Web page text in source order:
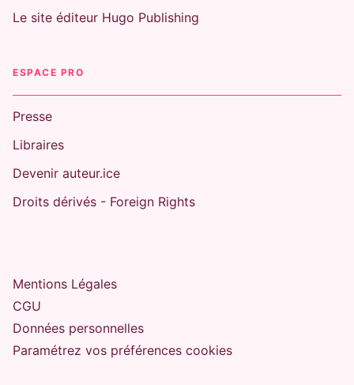
Le site éditeur Hugo Publishing
ESPACE PRO
Presse
Libraires
Devenir auteur.ice
Droits dérivés - Foreign Rights
Mentions Légales
CGU
Données personnelles
Paramétrez vos préférences cookies